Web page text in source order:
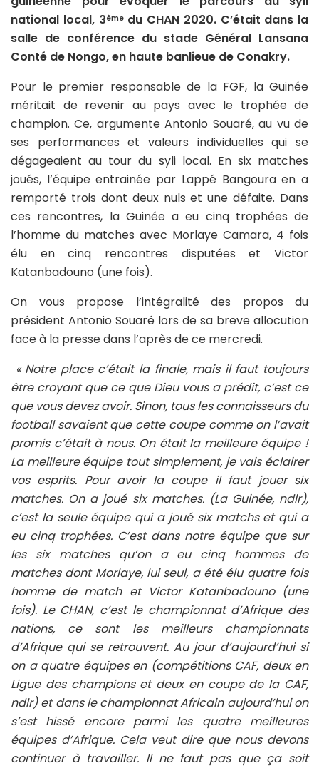
national local, 3èmedu CHAN 2020. C’était dans la
salle de conférence du stade Général Lansana
Conté de Nongo, en haute banlieue de Conakry.
Pour le premier responsable de la FGF, la Guinée
méritait de revenir au pays avec le trophée de
champion. Ce, argumente Antonio Souaré, au vu de
ses performances et valeurs individuelles qui se
dégageaient au tour du syli local. En six matches
joués, l’équipe entrainée par Lappé Bangoura en a
remporté trois dont deux nuls et une défaite. Dans
ces rencontres, la Guinée a eu cinq trophées de
l’homme du matches avec Morlaye Camara, 4 fois
élu en cinq rencontres disputées et Victor
Katanbadouno (une fois).
On vous propose l’intégralité des propos du
président Antonio Souaré lors de sa breve allocution
face à la presse dans l’après de ce mercredi.
« Notre place c’était la finale, mais il faut toujours
être croyant que ce que Dieu vous a prédit, c’est ce
que vous devez avoir. Sinon, tous les connaisseurs du
football savaient que cette coupe comme on l’avait
promis c’était à nous. On était la meilleure équipe !
La meilleure équipe tout simplement, je vais éclairer
vos esprits. Pour avoir la coupe il faut jouer six
matches. On a joué six matches. (La Guinée, ndlr),
c’est la seule équipe qui a joué six matchs et qui a
eu cinq trophées. C’est dans notre équipe que sur
les six matches qu’on a eu cinq hommes de
matches dont Morlaye, lui seul, a été élu quatre fois
homme de match et Victor Katanbadouno (une
fois). Le CHAN, c’est le championnat d’Afrique des
nations, ce sont les meilleurs championnats
d’Afrique qui se retrouvent. Au jour d’aujourd’hui si
on a quatre équipes en (compétitions CAF, deux en
Ligue des champions et deux en coupe de la CAF,
ndlr) et dans le championnat Africain aujourd’hui on
s’est hissé encore parmi les quatre meilleures
équipes d’Afrique. Cela veut dire que nous devons
continuer à travailler. Il ne faut pas que ça soit